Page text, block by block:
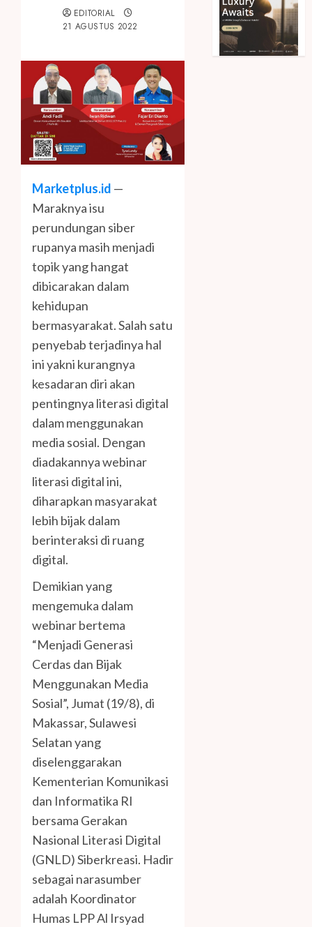
EDITORIAL
21 AGUSTUS 2022
Marketplus.id —
Maraknya isu
perundungan siber
rupanya masih menjadi
topik yang hangat
dibicarakan dalam
kehidupan
bermasyarakat. Salah satu
penyebab terjadinya hal
ini yakni kurangnya
kesadaran diri akan
pentingnya literasi digital
dalam menggunakan
media sosial. Dengan
diadakannya webinar
literasi digital ini,
diharapkan masyarakat
lebih bijak dalam
berinteraksi di ruang
digital.
Demikian yang
mengemuka dalam
webinar bertema
“Menjadi Generasi
Cerdas dan Bijak
Menggunakan Media
Sosial”, Jumat (19/8), di
Makassar, Sulawesi
Selatan yang
diselenggarakan
Kementerian Komunikasi
dan Informatika RI
bersama Gerakan
Nasional Literasi Digital
(GNLD) Siberkreasi. Hadir
sebagai narasumber
adalah Koordinator
Humas LPP Al Irsyad